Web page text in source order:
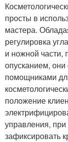
просты в
мастера.
регулировка
и ножной
опусканием,
помощниками
положение
управления,
зафиксировать